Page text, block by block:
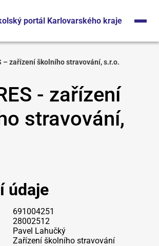
portál Karlovarského kraje
– zařízení školního stravování, s.r.o.
- zařízení
stravování,
údaje
691004251
28002512
Pavel Lahučký
Zařízení školního stravování